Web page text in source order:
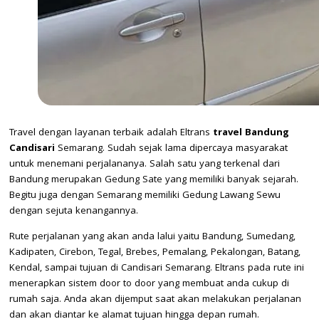
Travel dengan layanan terbaik adalah Eltrans travel Bandung
Candisari Semarang. Sudah sejak lama dipercaya masyarakat
untuk menemani perjalananya. Salah satu yang terkenal dari
Bandung merupakan Gedung Sate yang memiliki banyak sejarah.
Begitu juga dengan Semarang memiliki Gedung Lawang Sewu
dengan sejuta kenangannya.
Rute perjalanan yang akan anda lalui yaitu Bandung, Sumedang,
Kadipaten, Cirebon, Tegal, Brebes, Pemalang, Pekalongan, Batang,
Kendal, sampai tujuan di Candisari Semarang. Eltrans pada rute ini
menerapkan sistem door to door yang membuat anda cukup di
rumah saja. Anda akan dijemput saat akan melakukan perjalanan
dan akan diantar ke alamat tujuan hingga depan rumah.